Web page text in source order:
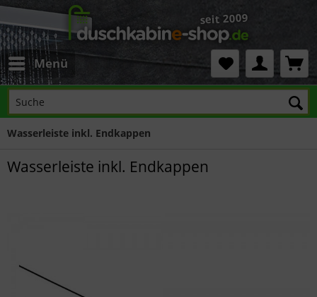
Menü
Wasserleiste inkl. Endkappen
Wasserleiste inkl. Endkappen